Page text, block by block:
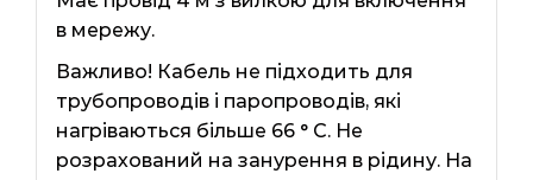
в мережу.
Важливо! Кабель не підходить для
трубопроводів і паропроводів, які
нагріваються більше 66 ° C. Не
розрахований на занурення в рідину. На